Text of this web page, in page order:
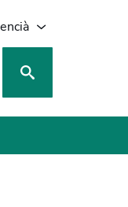
tab
a new tab